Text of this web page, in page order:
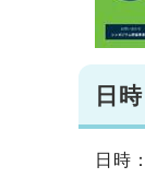
日
日時